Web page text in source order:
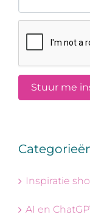
Inspiratie
AI en